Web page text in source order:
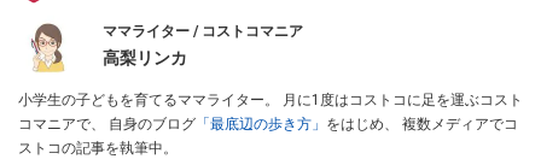
ママライター / コストコマニア
高梨リンカ
小学生の子どもを育てるママライター。 月に1度はコストコに足を運ぶコスト
コマニアで、 自身のブログ 「最底辺の歩き方」 をはじめ、 複数メディアでコ
ストコの記事を執筆中。